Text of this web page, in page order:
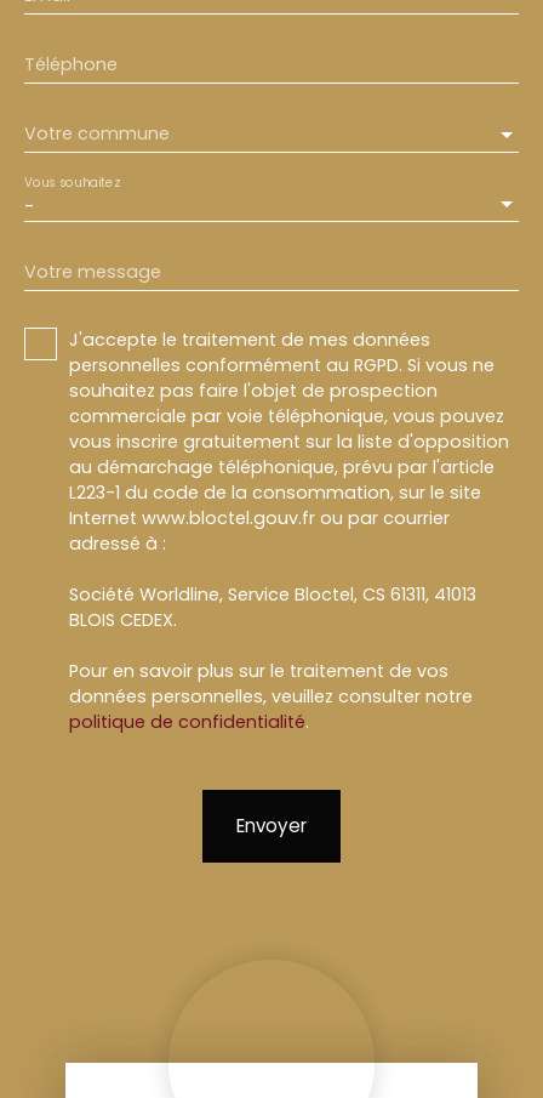
Téléphone
Votre commune
-
Vous souhaitez
Votre message
J'accepte le traitement de mes données
personnelles conformément au RGPD. Si vous ne
souhaitez pas faire l'objet de prospection
commerciale par voie téléphonique, vous pouvez
vous inscrire gratuitement sur la liste d'opposition
au démarchage téléphonique, prévu par l'article
L223-1 du code de la consommation, sur le site
Internet www.bloctel.gouv.fr ou par courrier
adressé à :
Société Worldline, Service Bloctel, CS 61311, 41013
BLOIS CEDEX.
Pour en savoir plus sur le traitement de vos
données personnelles, veuillez consulter notre
politique de confidentialité.
Envoyer